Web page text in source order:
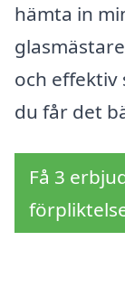
hämta in
och
du får det
Få 3